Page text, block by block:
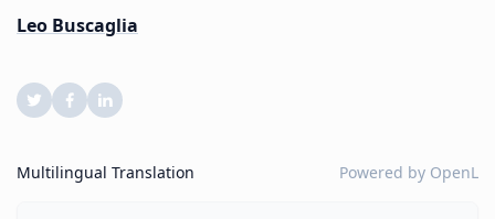
Leo Buscaglia
Multilingual Translation Powered by OpenL